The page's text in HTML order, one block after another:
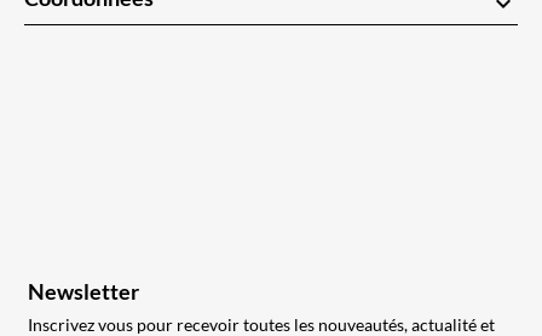
Newsletter
Inscrivez vous pour recevoir toutes les nouveautés, actualité et